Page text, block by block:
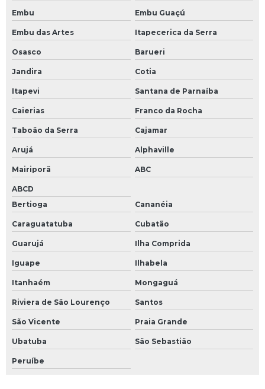
Embu Embu Guaçú
Embu das Artes Itapecerica da Serra
Osasco Barueri
Jandira Cotia
Itapevi Santana de Parnaíba
Caierias Franco da Rocha
Taboão da Serra Cajamar
Arujá Alphaville
Mairiporã ABC
ABCD
Bertioga
Cananéia
Caraguatatuba Cubatão
Guarujá Ilha Comprida
Iguape Ilhabela
Itanhaém Mongaguá
Riviera de São Lourenço Santos
São Vicente Praia Grande
Ubatuba São Sebastião
Peruíbe